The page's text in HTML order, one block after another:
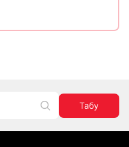
Табу